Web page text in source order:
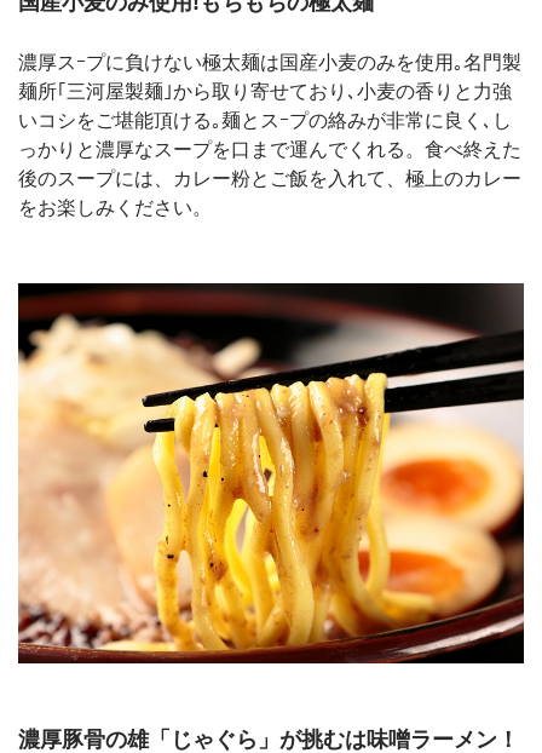
濃厚スｰプに負けない極太麺は国産小麦のみを使用｡名門製
麺所｢三河屋製麺｣から取り寄せており､小麦の香りと力強
いコシをご堪能頂ける｡麺とスｰプの絡みが非常に良く､し
っかりと濃厚なスープを口まで運んでくれる。食べ終えた
後のスープには、カレー粉とご飯を入れて、極上のカレー
をお楽しみください。
濃厚豚骨の雄「じゃぐら」が挑むは味噌ラーメン！